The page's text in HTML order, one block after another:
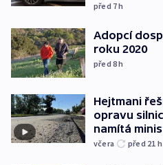
před 7h
Adopcí
roku 2020
před 8h
Hejtmani
opravu
namítá
včera před 21 h